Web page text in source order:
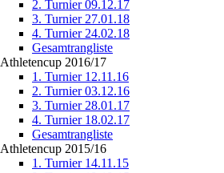
2. Turnier 09.12.17
3. Turnier 27.01.18
4. Turnier 24.02.18
Gesamtrangliste
Athletencup 2016/17
1. Turnier 12.11.16
2. Turnier 03.12.16
3. Turnier 28.01.17
4. Turnier 18.02.17
Gesamtrangliste
Athletencup 2015/16
1. Turnier 14.11.15